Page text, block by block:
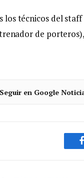
los técnicos del
de
Seguir en Google